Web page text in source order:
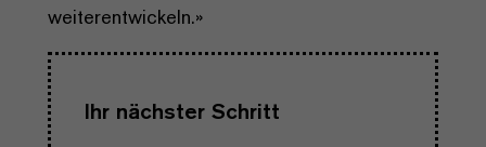
weiterentwickeln.»
Ihr nächster Schritt